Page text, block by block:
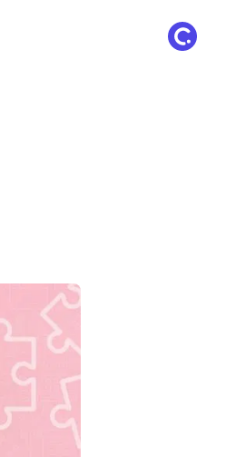
ClassPoint Logo